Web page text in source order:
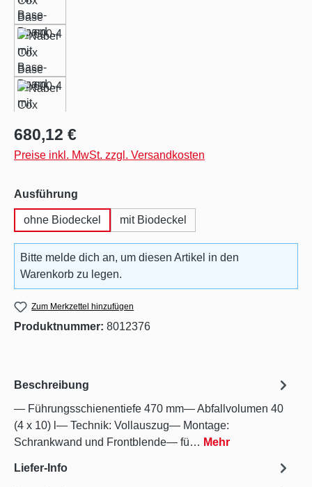
Regulärer Preis:
680,12 €
Preise inkl. MwSt. zzgl. Versandkosten
Ausführung
ohne Biodeckel mit Biodeckel
Bitte melde dich an, um diesen Artikel in den
Warenkorb zu legen.
Zum Merkzettel hinzufügen
Produktnummer: 8012376
Beschreibung
— Führungsschienentiefe 470 mm— Abfallvolumen 40
(4 x 10) l— Technik: Vollauszug— Montage:
Schrankwand und Frontblende— fü… Mehr
Liefer-Info